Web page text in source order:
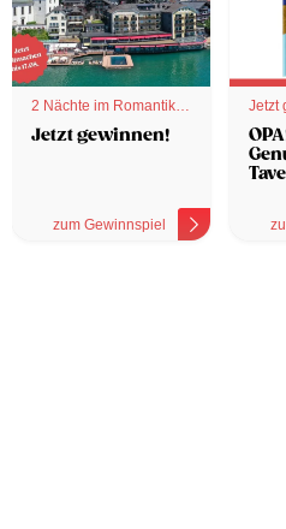
2 Nächte im Romantik
Hotel
Jetzt gewinnen!
zum Gewinnspiel
Jetzt